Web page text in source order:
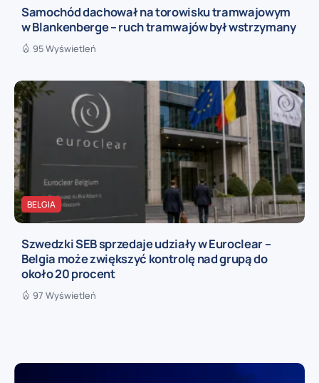
Samochód dachował na torowisku tramwajowym
w Blankenberge – ruch tramwajów był wstrzymany
95 Wyświetleń
BELGIA
Szwedzki SEB sprzedaje udziały w Euroclear –
Belgia może zwiększyć kontrolę nad grupą do
około 20 procent
97 Wyświetleń